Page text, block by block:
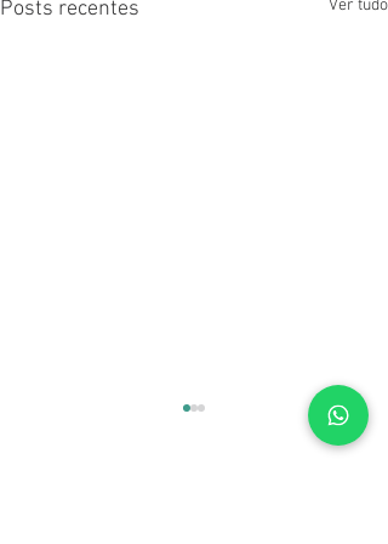
Posts recentes Ver tudo